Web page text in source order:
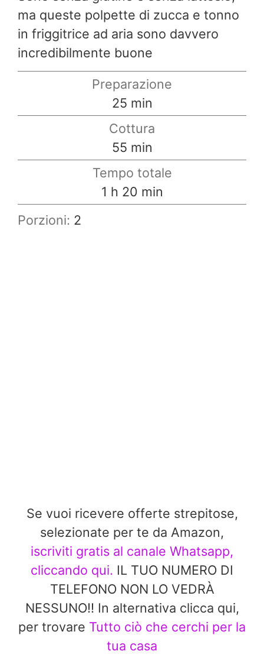
ma queste polpette di zucca e tonno
in friggitrice ad aria sono davvero
incredibilmente buone
Preparazione
25minuti
min
Cottura
55minuti
min
Tempo totale
1 ora
h 20minuti
min
Porzioni: 2
Se vuoi ricevere offerte strepitose,
selezionate per te da Amazon,
iscriviti gratis al canale Whatsapp,
cliccando qui. IL TUO NUMERO DI
TELEFONO NON LO VEDRÀ
NESSUNO!! In alternativa clicca qui,
per trovare Tutto ciò che cerchi per la
tua casa